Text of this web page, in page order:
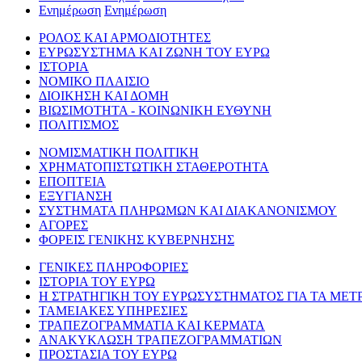
Ενημέρωση Ενημέρωση
ΡΟΛΟΣ ΚΑΙ ΑΡΜΟΔΙΟΤΗΤΕΣ
ΕΥΡΩΣΥΣΤΗΜΑ ΚΑΙ ΖΩΝΗ ΤΟΥ ΕΥΡΩ
ΙΣΤΟΡΙΑ
ΝΟΜΙΚΟ ΠΛΑΙΣΙΟ
ΔΙΟΙΚΗΣΗ ΚΑΙ ΔΟΜΗ
ΒΙΩΣΙΜΟΤΗΤΑ - ΚΟΙΝΩΝΙΚΗ ΕΥΘΥΝΗ
ΠΟΛΙΤΙΣΜΟΣ
ΝΟΜΙΣΜΑΤΙΚΗ ΠΟΛΙΤΙΚΗ
ΧΡΗΜΑΤΟΠΙΣΤΩΤΙΚΗ ΣΤΑΘΕΡΟΤΗΤΑ
ΕΠΟΠΤΕΙΑ
ΕΞΥΓΙΑΝΣΗ
ΣΥΣΤΗΜΑΤΑ ΠΛΗΡΩΜΩΝ ΚΑΙ ΔΙΑΚΑΝΟΝΙΣΜΟΥ
ΑΓΟΡΕΣ
ΦΟΡΕΙΣ ΓΕΝΙΚΗΣ ΚΥΒΕΡΝΗΣΗΣ
ΓΕΝΙΚΕΣ ΠΛΗΡΟΦΟΡΙΕΣ
ΙΣΤΟΡΙΑ ΤΟΥ ΕΥΡΩ
Η ΣΤΡΑΤΗΓΙΚΗ ΤΟΥ ΕΥΡΩΣΥΣΤΗΜΑΤΟΣ ΓΙΑ ΤΑ
ΤΑΜΕΙΑΚΕΣ ΥΠΗΡΕΣΙΕΣ
ΤΡΑΠΕΖΟΓΡΑΜΜΑΤΙΑ ΚΑΙ ΚΕΡΜΑΤΑ
ΑΝΑΚΥΚΛΩΣΗ ΤΡΑΠΕΖΟΓΡΑΜΜΑΤΙΩΝ
ΠΡΟΣΤΑΣΙΑ ΤΟΥ ΕΥΡΩ